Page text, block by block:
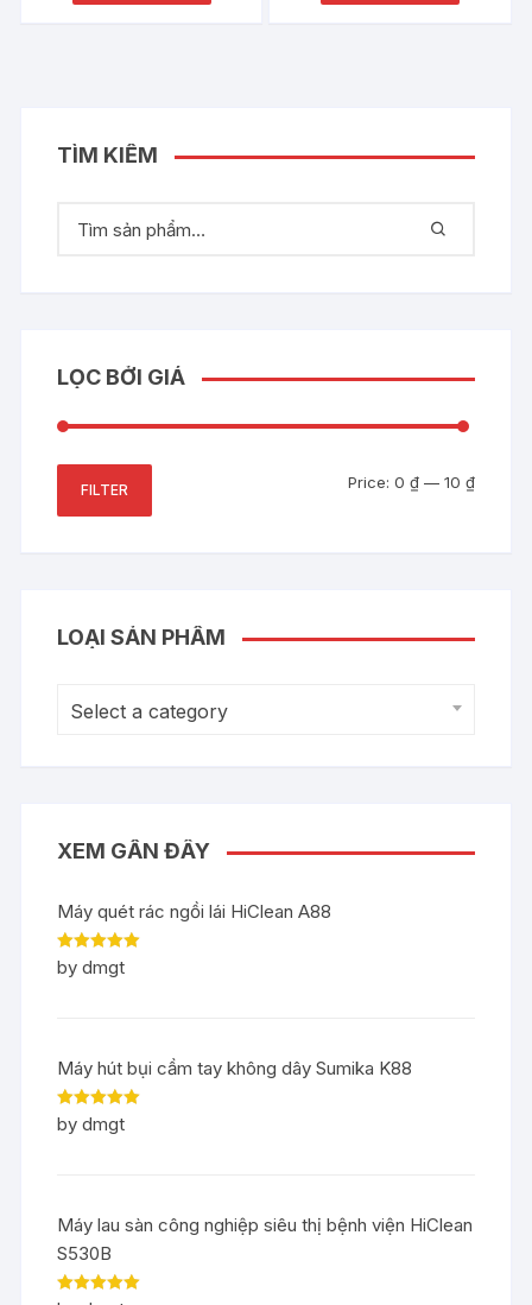
TÌM KIẾM
LỌC BỞI GIÁ
Min
Max
FILTER Price: 0 ₫— 10 ₫
LOẠI SẢN PHẨM
Select a category
XEM GẦN ĐÂY
Máy quét rác ngồi lái HiClean A88
Rated5out
of 5
by dmgt
Máy hút bụi cầm tay không dây Sumika K88
Rated5out
of 5
by dmgt
Máy lau sàn công nghiệp siêu thị bệnh viện HiClean
S530B